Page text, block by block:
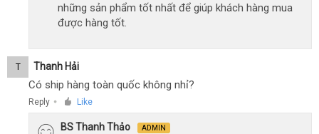
những sản phẩm tốt nhất để giúp khách hàng mua
được hàng tốt.
T Thanh Hải
Có ship hàng toàn quốc không nhỉ?
Reply ● Like
BS Thanh Thảo ADMIN